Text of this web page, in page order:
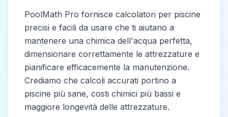
PoolMath Pro fornisce calcolatori per piscine
precisi e facili da usare che ti aiutano a
mantenere una chimica dell'acqua perfetta,
dimensionare correttamente le attrezzature e
pianificare efficacemente la manutenzione.
Crediamo che calcoli accurati portino a
piscine più sane, costi chimici più bassi e
maggiore longevità delle attrezzature.